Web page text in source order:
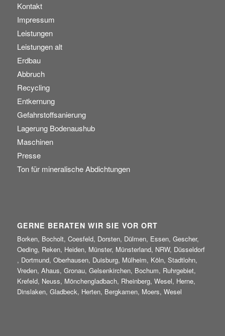
Kontakt
Impressum
Leistungen
Leistungen alt
Erdbau
Abbruch
Recycling
Entkernung
Gefahrstoffsanierung
Lagerung Bodenaushub
Maschinen
Presse
Ton für mineralische Abdichtungen
GERNE BERATEN WIR SIE VOR ORT
Borken, Bocholt, Coesfeld, Dorsten, Dülmen, Essen, Gescher,
Oeding, Reken, Heiden, Münster, Münsterland, NRW, Düsseldorf
, Dortmund, Oberhausen, Duisburg, Mülheim, Köln, Stadtlohn,
Vreden, Ahaus, Gronau, Gelsenkirchen, Bochum, Ruhrgebiet,
Krefeld, Neuss, Mönchengladbach, Rheinberg, Wesel, Herne,
Dinslaken, Gladbeck, Herten, Bergkamen, Moers, Wesel